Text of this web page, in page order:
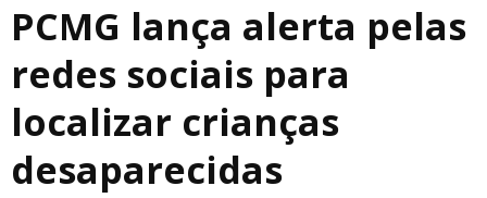
PCMG lança alerta pelas
redes sociais para
localizar crianças
desaparecidas